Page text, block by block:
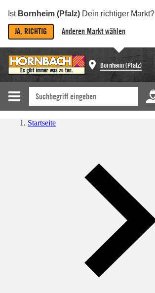
Ist Bornheim (Pfalz) Dein richtiger Markt?
JA, RICHTIG Anderen Markt wählen
Bornheim (Pfalz)
Startseite